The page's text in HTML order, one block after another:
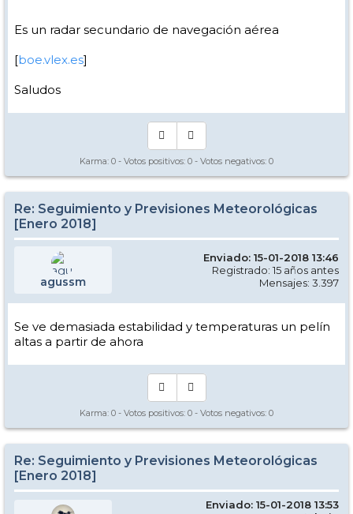
Es un radar secundario de navegación aérea
[boe.vlex.es]
Saludos
Karma: 0 - Votos positivos: 0 - Votos negativos: 0
Re: Seguimiento y Previsiones Meteorológicas
[Enero 2018]
agussm
Enviado: 15-01-2018 13:46
Registrado: 15 años antes
Mensajes: 3.397
Se ve demasiada estabilidad y temperaturas un pelín
altas a partir de ahora
Karma: 0 - Votos positivos: 0 - Votos negativos: 0
Re: Seguimiento y Previsiones Meteorológicas
[Enero 2018]
Enviado: 15-01-2018 13:53